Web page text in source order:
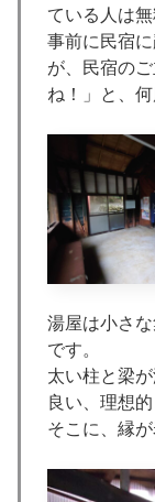
ている人は無
事前に民宿
が、民宿の
ね！」と、
湯屋は小さ
です。
太い柱と梁
良い、理想
そこに、縁